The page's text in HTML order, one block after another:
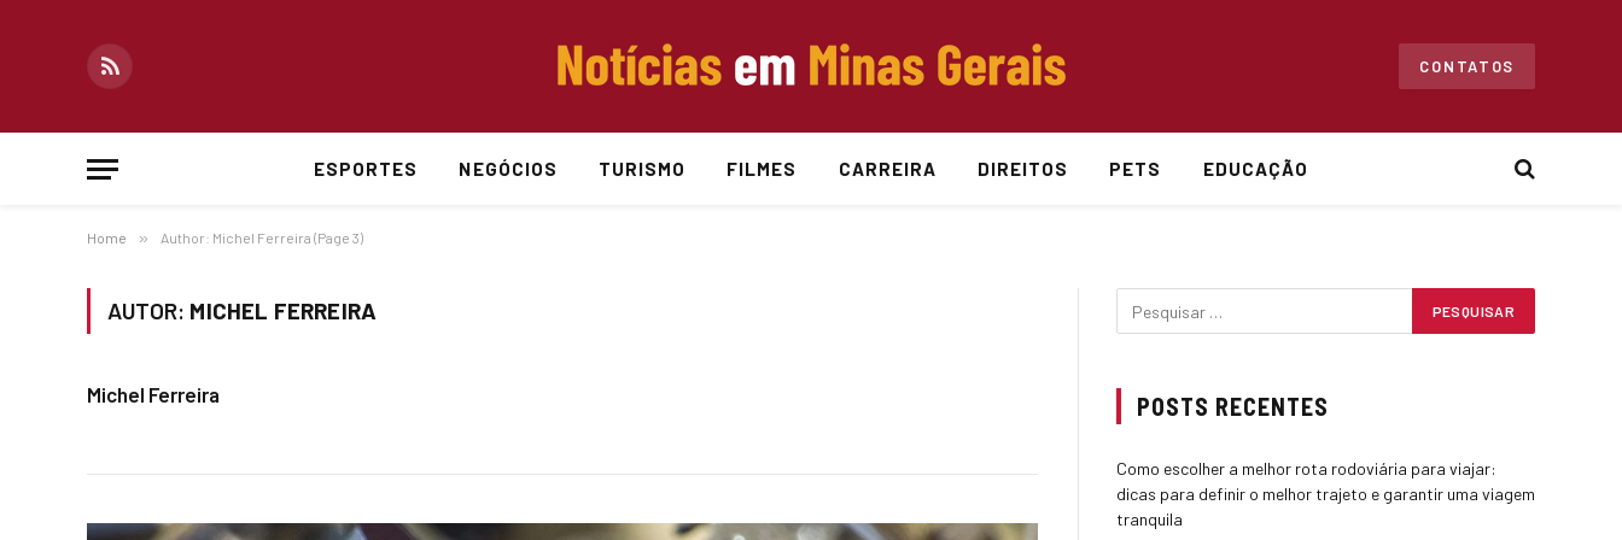
RSS
CONTATOS
ESPORTES NEGÓCIOS TURISMO FILMES CARREIRA DIREITOS PETS EDUCAÇÃO
Home » Author: Michel Ferreira (Page 3)
AUTOR: MICHEL FERREIRA
Michel Ferreira POSTS RECENTES
Como escolher a melhor rota rodoviária para viajar:
dicas para definir o melhor trajeto e garantir uma viagem
tranquila